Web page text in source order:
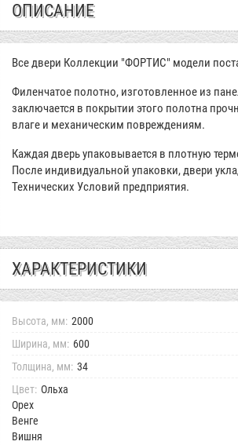
ОПИСАНИЕ
Все двери Коллекции "ФОРТИС" модели
Филенчатое полотно, изготовленное из
заключается в покрытии этого полотна
влаге и механическим повреждениям.
Каждая дверь упаковывается в плотную
После индивидуальной упаковки, двери
Технических Условий предприятия.
ХАРАКТЕРИСТИКИ
Высота, мм: 2000
Ширина, мм: 600
Толщина, мм: 34
Цвет: Ольха
Орех
Венге
Вишня